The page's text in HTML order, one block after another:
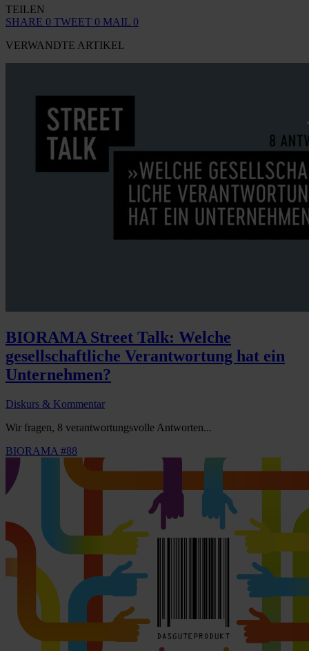
TEILEN
SHARE 0 TWEET 0 MAIL 0
VERWANDTE ARTIKEL
BIORAMA Street Talk: Welche
gesellschaftliche Verantwortung hat ein
Unternehmen?
Diskurs & Kommentar
Wir fragen, 8 verantwortungsvolle Antworten...
BIORAMA #88